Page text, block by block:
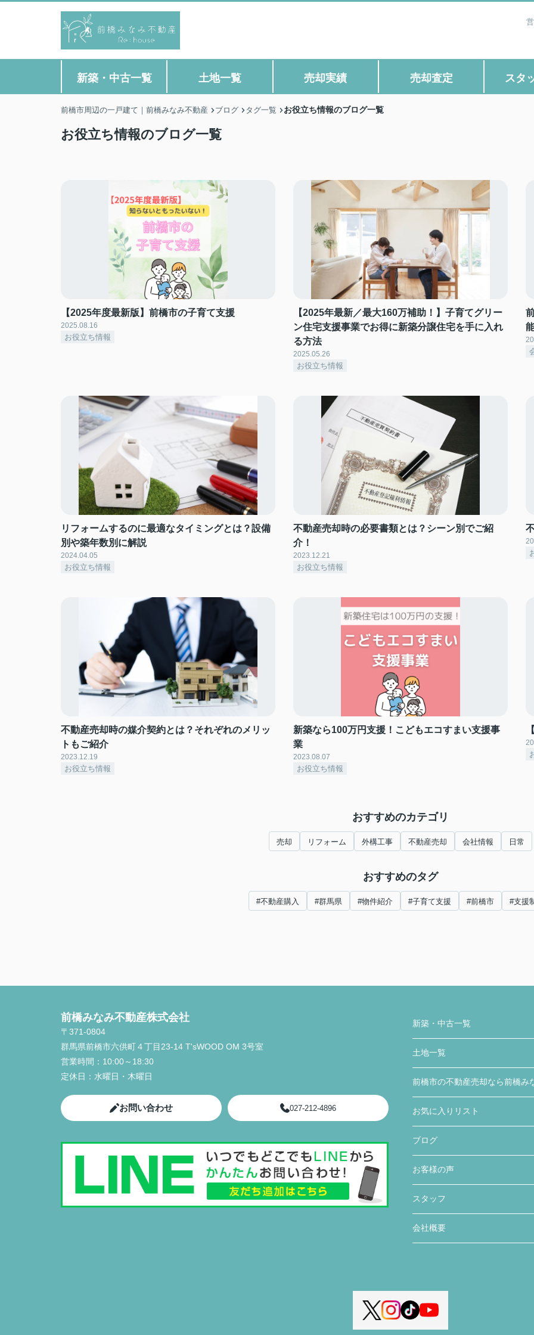
新築・中古一覧 土地一覧 売却実績 売却査定 スタ
前橋市周辺の一戸建て｜前橋みなみ不動産 ブログ タグ一覧 お役立ち情報のブログ一覧
お役立ち情報のブログ一覧
【2025年度最新版】前橋市の子育て支援
2025.08.16
お役立ち情報
【2025年最新／最大160万補助！】子育てグリー
ン住宅支援事業でお得に新築分譲住宅を手に入れ
る方法
2025.05.26
お役立ち情報
リフォームするのに最適なタイミングとは？設備
別や築年数別に解説
2024.04.05
お役立ち情報
不動産売却時の必要書類とは？シーン別でご紹
介！
2023.12.21
お役立ち情報
不動産売却時の媒介契約とは？それぞれのメリッ
トもご紹介
2023.12.19
お役立ち情報
新築なら100万円支援！こどもエコすまい支援事
業
2023.08.07
お役立ち情報
おすすめのカテゴリ
売却 リフォーム 外構工事 不動産売却 会社情報 日常
おすすめのタグ
#不動産購入 #群馬県 #物件紹介 #子育て支援 #前橋市 #支援
前橋みなみ不動産株式会社
〒371-0804
群馬県前橋市六供町４丁目23‐14 T'sWOOD OM 3号室
営業時間： 10:00～18:30
定休日： 水曜日・木曜日
お問い合わせ 027-212-4896
新築・中古一覧
土地一覧
前橋市の不動産売却なら前橋み
お気に入りリスト
ブログ
お客様の声
スタッフ
会社概要